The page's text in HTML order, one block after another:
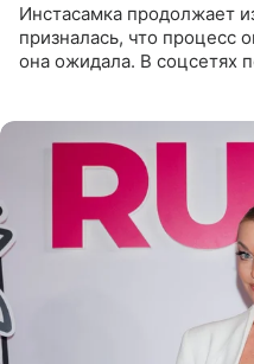
Инстасамка продолжает
призналась, что процесс
она ожидала. В соцсетях